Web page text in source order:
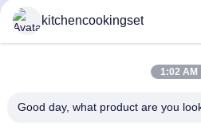
ンレス ステンレス
最近のビデオ
02:40
kitchencookingset
1:02 AM
Good day, what product are you